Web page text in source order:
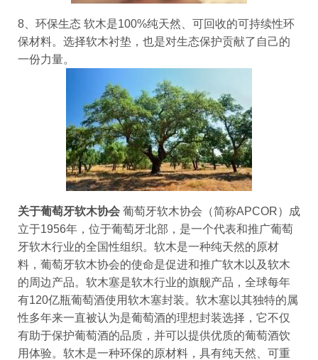
8、环保生态 软木是100%纯天然、可回收的可持续性环
保材料。选择软木衬垫，也是对生态保护贡献了自己的
一份力量。
关于葡萄牙软木协会 葡萄牙软木协会（简称APCOR）成
立于1956年，位于葡萄牙北部，是一个代表和推广葡萄
牙软木行业的全国性组织。软木是一种纯天然的原材
料，葡萄牙软木协会的使命是促进和推广软木以及软木
的周边产品。软木塞是软木行业的旗舰产品，全球每年
有120亿瓶葡萄酒使用软木塞封装。软木塞以其独特的属
性多年来一直被认为是葡萄酒的理想封装选择，它不仅
有助于保护葡萄酒的品质，并可以提供优质的葡萄酒饮
用体验。软木是一种环保的原材料，具有纯天然、可重